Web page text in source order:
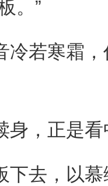
。”
若寒霜，
，正是看
去，以慕